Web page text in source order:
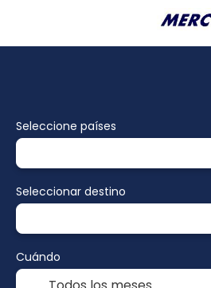
Seleccione países
Seleccionar destino
Cuándo